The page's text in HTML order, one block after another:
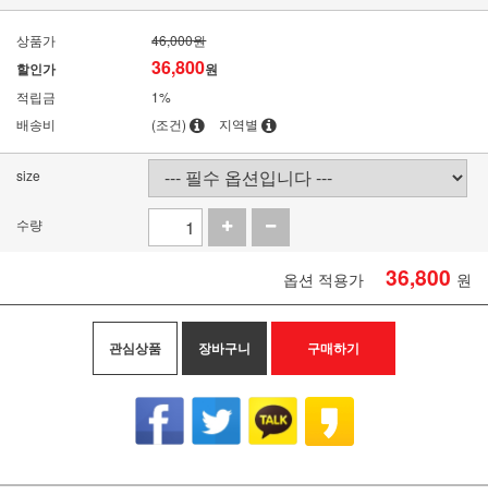
상품가 46,000원
할인가 36,800원
적립금
1%
배송비
(조건) 지역별
size
수량
옵션 적용가 36,800 원
관심상품 장바구니 구매하기